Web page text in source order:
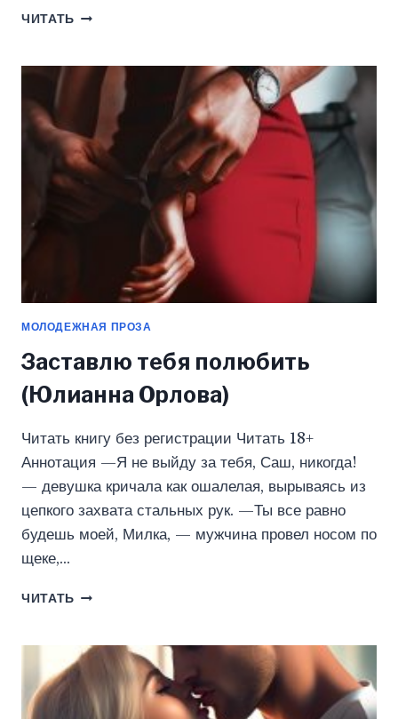
ЧИТАТЬ ТЫ
МЕНЯ
(ЮЛИАННА
ОРЛОВА)
МОЛОДЕЖНАЯ ПРОЗА
Заставлю тебя полюбить
(Юлианна Орлова)
Читать книгу без регистрации Читать 18+
Аннотация —Я не выйду за тебя, Саш, никогда!
— девушка кричала как ошалелая, вырываясь из
цепкого захвата стальных рук. —Ты все равно
будешь моей, Милка, — мужчина провел носом по
щеке,…
ЧИТАТЬ ЗАСТАВЛЮ
(ЮЛИАННА
ОРЛОВА)